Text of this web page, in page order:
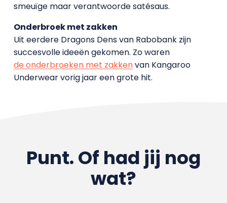
smeuïge maar verantwoorde satésaus.
Onderbroek met zakken
Uit eerdere Dragons Dens van Rabobank zijn
succesvolle ideeën gekomen. Zo waren
de onderbroeken met zakkenvan Kangaroo
Underwear vorig jaar een grote hit.
Punt. Of had jij nog
wat?